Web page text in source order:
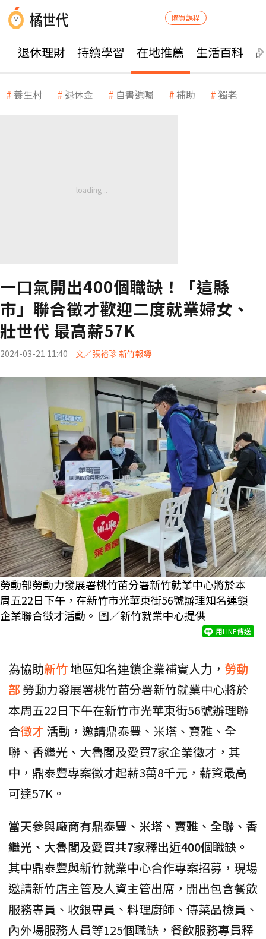
購買課程
退休理財 持續學習 在地推薦 生活百科
養生村 退休金 自書遺囑 補助 獨老
一口氣開出400個職缺！「這縣
市」聯合徵才歡迎二度就業婦女、
壯世代 最高薪57K
2024-03-21 11:40 文／張裕珍 新竹報導
勞動部勞動力發展署桃竹苗分署新竹就業中心將於本
周五22日下午，在新竹市光華東街56號辦理知名連鎖
企業聯合徵才活動。 圖／新竹就業中心提供
用LINE傳送
為協助新竹地區知名連鎖企業補實人力， 勞動
部勞動力發展署桃竹苗分署新竹就業中心將於
本周五22日下午在新竹市光華東街56號辦理聯
合徵才 活動，邀請鼎泰豐、米塔、寶雅、全
聯、香繼光、大魯閣及愛買7家企業徵才，其
中，鼎泰豐專案徵才起薪3萬8千元，薪資最高
可達57K。
當天參與廠商有鼎泰豐、米塔、寶雅、全聯、香
繼光、大魯閣及愛買共7家釋出近400個職缺。
其中鼎泰豐與新竹就業中心合作專案招募，現場
邀請新竹店主管及人資主管出席，開出包含餐飲
服務專員、收銀專員、料理廚師、傳菜品檢員、
內外場服務人員等125個職缺，餐飲服務專員釋